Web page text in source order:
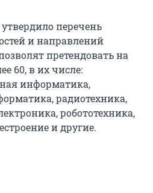
перечень
и направлений
претендовать на
60, в их числе:
информатика,
радиотехника,
робототехника,
и другие.